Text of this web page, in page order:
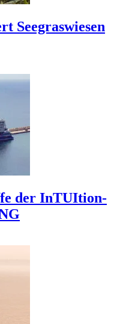
Seegraswiesen
der InTUItion-